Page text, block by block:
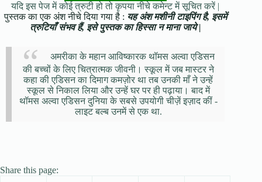
यदि इस पेज में कोई त्रुटी हो तो कृपया नीचे कमेन्ट में सूचित करें |
पुस्तक का एक अंश नीचे दिया गया है : यह अंश मशीनी टाइपिंग है, इसमें
त्रुटियाँ संभव हैं, इसे पुस्तक का हिस्सा न माना जाये |
अमरीका के महान आविष्कारक थॉमस अल्वा एडिसन
की बच्चों के लिए चित्रात्मक जीवनी। स्कूल में जब मास्टर ने
कहा की एडिसन का दिमाग कमज़ोर था तब उनकी माँ ने उन्हें
स्कूल से निकाल लिया और उन्हें घर पर ही पढ़ाया। बाद में
थॉमस अल्वा एडिसन दुनिया के सबसे उपयोगी चीज़ें इज़ाद कीं -
लाइट बल्ब उनमें से एक था.
Share this page: